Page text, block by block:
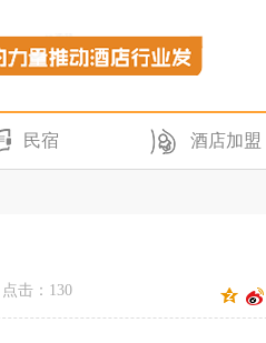
民宿 酒店加盟
点击： 130